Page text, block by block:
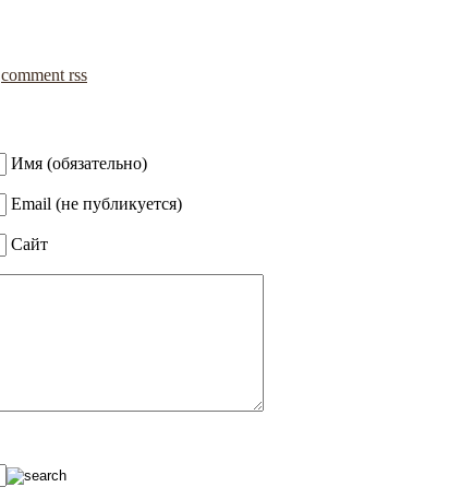
comment rss
Имя (обязательно)
Email (не публикуется)
Сайт